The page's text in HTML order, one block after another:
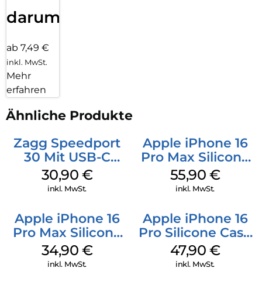
darum!
ab 7,49 €
inkl. MwSt.
Mehr
erfahren
Ähnliche Produkte
Zagg Speedport
30 Mit USB-C
Kabel Weiß
30,90 €
inkl. MwSt.
Apple iPhone 16
Pro Max Silicone
Case MagSafe
Stone Gray
55,90 €
inkl. MwSt.
Apple iPhone 16
Pro Max Silicone
Case MagSafe
Denim
34,90 €
inkl. MwSt.
Apple iPhone 16
Pro Silicone Case
MagSafe Denim
47,90 €
inkl. MwSt.